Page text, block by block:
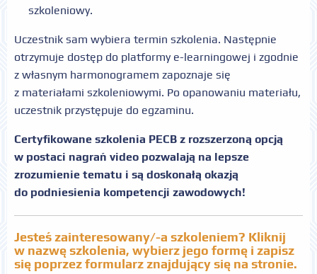
szkoleniowy.
Uczestnik sam wybiera termin szkolenia. Następnie
otrzymuje dostęp do platformy e-learningowej i zgodnie
z własnym harmonogramem zapoznaje się
z materiałami szkoleniowymi. Po opanowaniu materiału,
uczestnik przystępuje do egzaminu.
Certyfikowane szkolenia PECB z rozszerzoną opcją
w postaci nagrań video pozwalają na lepsze
zrozumienie tematu i są doskonałą okazją
do podniesienia kompetencji zawodowych!
Jesteś zainteresowany/-a szkoleniem? Kliknij
w nazwę szkolenia, wybierz jego formę i zapisz
się poprzez formularz znajdujący się na stronie.